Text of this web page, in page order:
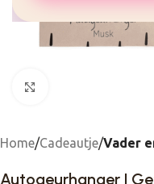
Home Cadeautje Vader
Autogeurhanger |